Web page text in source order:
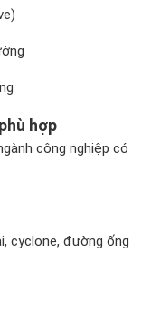
hợp
công nghiệp có
cyclone, đường ống